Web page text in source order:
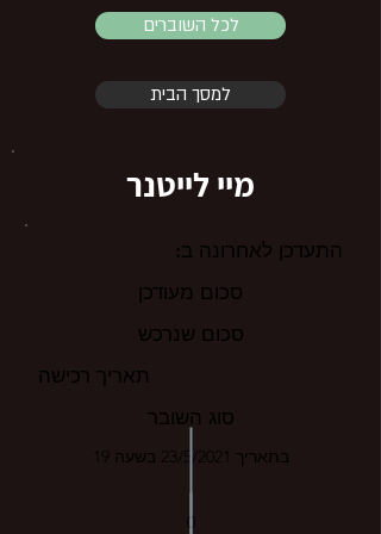
לכל השוברים
למסך הבית
מיי לייטנר
התעדכן לאחרונה ב:
סכום מעודכן
סכום שנרכש
תאריך רכישה
סוג השובר
בתאריך 23/5/2021 בשעה 19
0